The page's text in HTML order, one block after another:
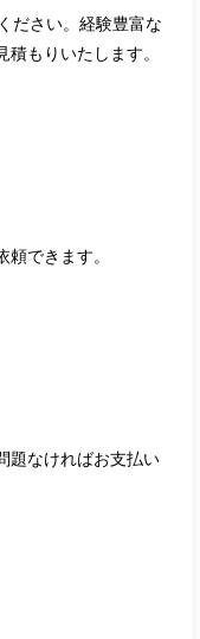
ださい。経験豊富な
もりいたします。
できます。
題なければお支払い